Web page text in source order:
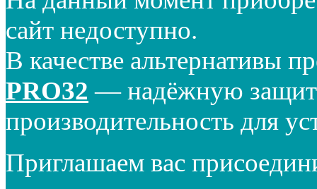
сайт недоступно.
В качестве альтернативы
PRO32 — надёжную
производительность для
Приглашаем вас